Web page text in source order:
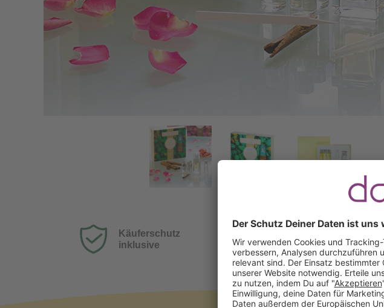
Käuferschutz
inklusive
Mindestbestellwert